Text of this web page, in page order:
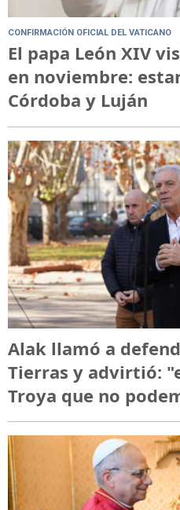
CONFIRMACIÓN OFICIAL DEL VATICANO
El papa León XIV
en noviembre:
Córdoba y Luján
Alak llamó a
Tierras y advirtió:
Troya que no